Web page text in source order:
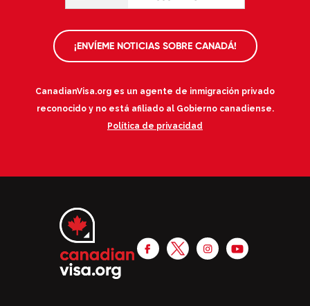
¡ENVÍEME NOTICIAS SOBRE CANADÁ!
CanadianVisa.org es un agente de inmigración privado
reconocido y no está afiliado al Gobierno canadiense.
Política de privacidad